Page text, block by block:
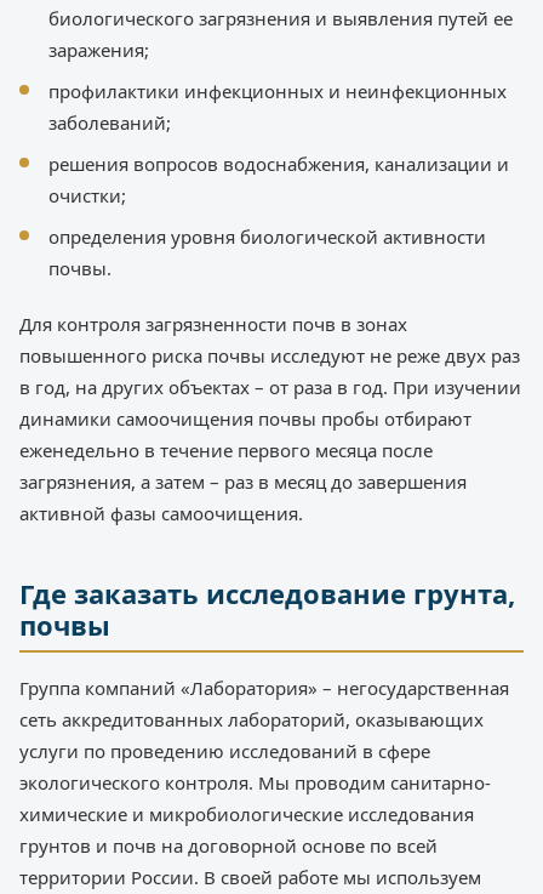
биологического загрязнения и выявления путей ее
заражения;
профилактики инфекционных и неинфекционных
заболеваний;
решения вопросов водоснабжения, канализации и
очистки;
определения уровня биологической активности
почвы.
Для контроля загрязненности почв в зонах
повышенного риска почвы исследуют не реже двух раз
в год, на других объектах – от раза в год. При изучении
динамики самоочищения почвы пробы отбирают
еженедельно в течение первого месяца после
загрязнения, а затем – раз в месяц до завершения
активной фазы самоочищения.
Где заказать исследование грунта,
почвы
Группа компаний «Лаборатория» – негосударственная
сеть аккредитованных лабораторий, оказывающих
услуги по проведению исследований в сфере
экологического контроля. Мы проводим санитарно-
химические и микробиологические исследования
грунтов и почв на договорной основе по всей
территории России. В своей работе мы используем